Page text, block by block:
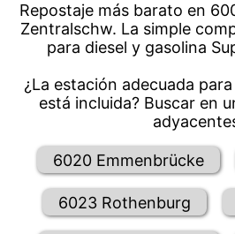
Repostaje más barato en
Zentralschw. La simple
para diesel y gasolina
¿La estación adecuada
está incluida? Buscar en
6020 Emmenbrücke
6023 Rothenburg